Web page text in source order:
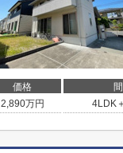
価格
2,890万円 4LDK